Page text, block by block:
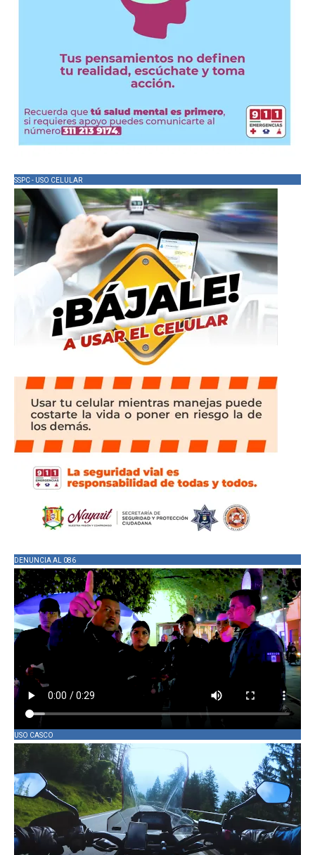
SSPC - USO CELULAR
DENUNCIA AL 086
USO CASCO